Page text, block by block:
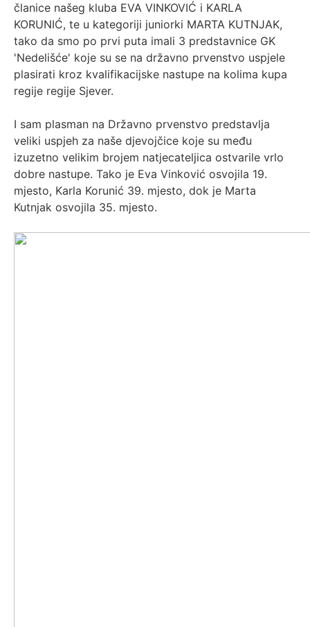
članice našeg kluba EVA VINKOVIĆ i KARLA
KORUNIĆ, te u kategoriji juniorki MARTA KUTNJAK,
tako da smo po prvi puta imali 3 predstavnice GK
'Nedelišće' koje su se na državno prvenstvo uspjele
plasirati kroz kvalifikacijske nastupe na kolima kupa
regije regije Sjever.
I sam plasman na Državno prvenstvo predstavlja
veliki uspjeh za naše djevojčice koje su među
izuzetno velikim brojem natjecateljica ostvarile vrlo
dobre nastupe. Tako je Eva Vinković osvojila 19.
mjesto, Karla Korunić 39. mjesto, dok je Marta
Kutnjak osvojila 35. mjesto.